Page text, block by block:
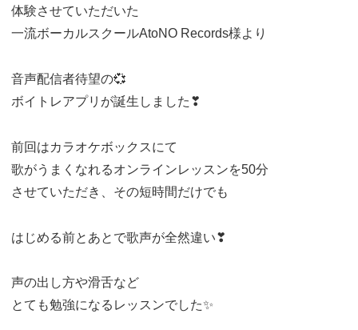
体験させていただいた
一流ボーカルスクールAtoNO Records様より
音声配信者待望の💞
ボイトレアプリが誕生しました❣
前回はカラオケボックスにて
歌がうまくなれるオンラインレッスンを50分
させていただき、その短時間だけでも
はじめる前とあとで歌声が全然違い❣
声の出し方や滑舌など
とても勉強になるレッスンでした✨